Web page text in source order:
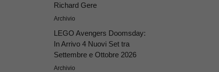
Richard Gere
Archivio
LEGO Avengers Doomsday:
In Arrivo 4 Nuovi Set tra
Settembre e Ottobre 2026
Archivio